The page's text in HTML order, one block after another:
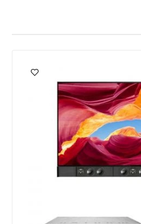
السلة